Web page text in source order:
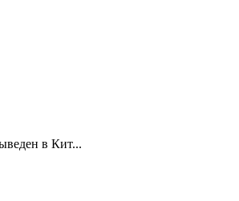
в Кит...